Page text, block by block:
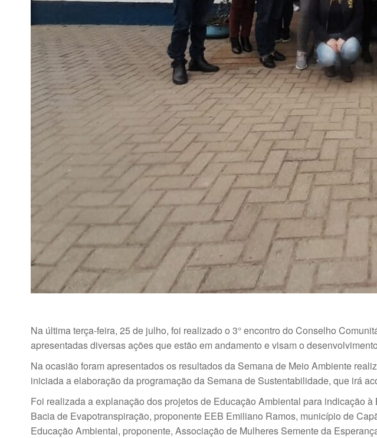
Na última terça-feira, 25 de julho, foi realizado o 3° encontro do Conselho
apresentadas diversas ações que estão em andamento e visam o
Na ocasião foram apresentados os resultados da Semana de Meio Ambiente
iniciada a elaboração da programação da Semana de Sustentabilidade, que irá
Foi realizada a explanação dos projetos de Educação Ambiental para indicação
Bacia de Evapotranspiração, proponente EEB Emiliano Ramos, município de
Educação Ambiental, proponente, Associação de Mulheres Semente da